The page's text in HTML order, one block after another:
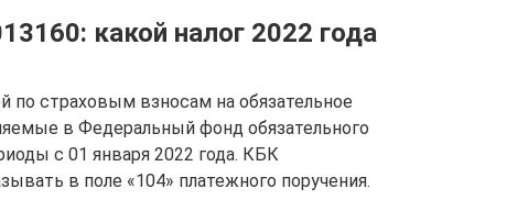
какой налог 2022 года
по страховым взносам на обязательное
в Федеральный фонд обязательного
с 01 января 2022 года. КБК
в поле «104» платежного поручения.